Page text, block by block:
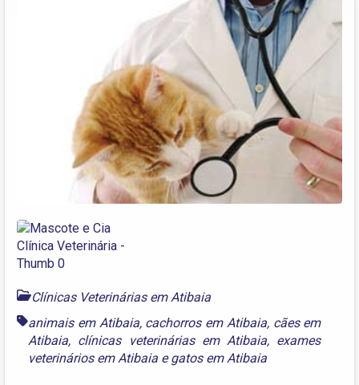
Clínicas Veterinárias em Atibaia
animais em Atibaia, cachorros em Atibaia, cães em
Atibaia, clínicas veterinárias em Atibaia, exames
veterinários em Atibaia egatos em Atibaia